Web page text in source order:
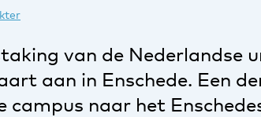
van de Nederlandse
aan in Enschede. Een
campus naar het